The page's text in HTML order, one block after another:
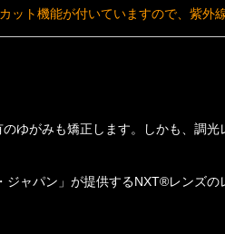
ト機能が付いていますので、紫外
ゆがみも矯正します。
しかも、調
ャパン」が提供するNXT®レンズ